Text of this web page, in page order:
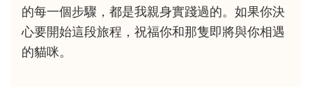
的每一個步驟，都是我親身實踐過的。如果你決
心要開始這段旅程，祝福你和那隻即將與你相遇
的貓咪。